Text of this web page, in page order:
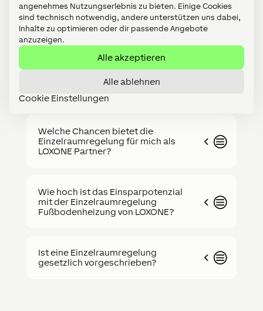
angenehmes Nutzungserlebnis zu bieten. Einige Cookies
sind technisch notwendig, andere unterstützen uns dabei,
Inhalte zu optimieren oder dir passende Angebote
anzuzeigen.
Alle akzeptieren
Alle ablehnen
Cookie Einstellungen
Wie langlebig sind die LOXONE
Stellantriebe?
Welche Komponenten sind für eine
Welche Chancen bietet die
Einzelraumregelung für mich als
LOXONE Partner?
Wie hoch ist das Einsparpotenzial
mit der Einzelraumregelung
Fußbodenheizung von LOXONE?
Ist eine Einzelraumregelung
gesetzlich vorgeschrieben?